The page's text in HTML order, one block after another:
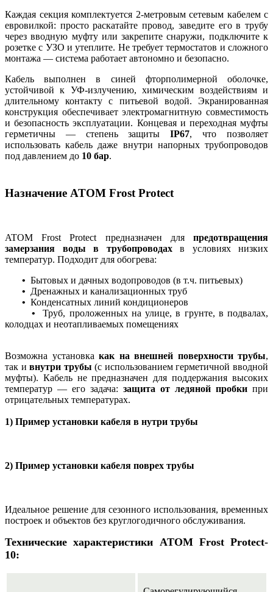
Каждая секция комплектуется 2-метровым сетевым кабелем с
евровилкой: просто раскатайте провод, заведите его в трубу
через вводную муфту или закрепите снаружи, подключите к
розетке с УЗО и утеплите. Не требует термостатов и сложного
монтажа — система работает автономно и безопасно.
Кабель выполнен в синей фторполимерной оболочке,
устойчивой к УФ-излучению, химическим воздействиям и
длительному контакту с питьевой водой. Экранированная
конструкция обеспечивает электромагнитную совместимость
и безопасность эксплуатации. Концевая и переходная муфты
герметичны — степень защитыIP67, что позволяет
использовать кабель даже внутри напорных трубопроводов
под давлением до 10 бар.
Назначение ATOM Frost Protect
ATOM Frost Protect предназначен для предотвращения
замерзания воды в трубопроводахв условиях низких
температур. Подходит для обогрева:
• Бытовых и дачных водопроводов (в т.ч. питьевых)
• Дренажных и канализационных труб
• Конденсатных линий кондиционеров
•
Труб, проложенных на улице, в грунте, в подвалах,
колодцах и неотапливаемых помещениях
Возможна установка как на внешней поверхности трубы,
так ивнутри трубы (с использованием герметичной вводной
муфты). Кабель не предназначен для поддержания высоких
температур — его задача: защита от ледяной пробки при
отрицательных температурах.
1) Пример установки кабеля в нутри трубы
2) Пример установки кабеля поврех трубы
Идеальное решение для сезонного использования, временных
построек и объектов без круглогодичного обслуживания.
Технические характеристики ATOM Frost Protect-
10: